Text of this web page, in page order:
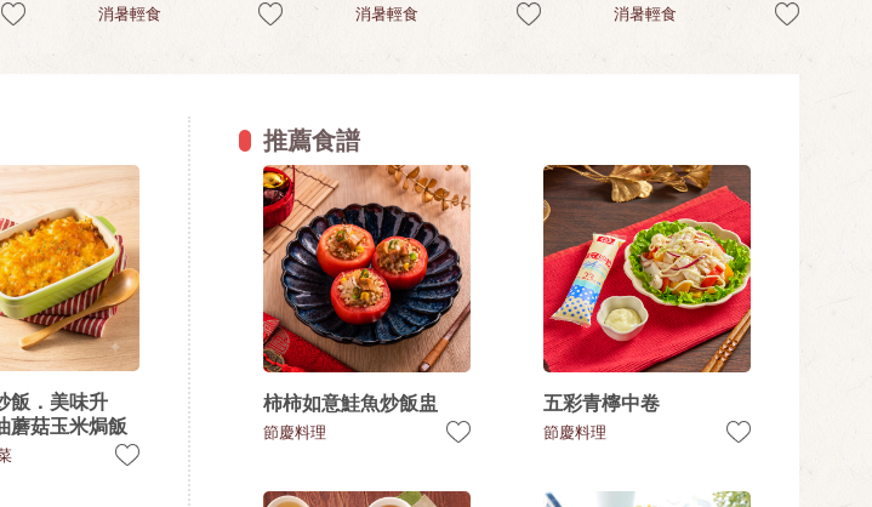
消暑輕食 消暑輕食 消暑輕食
飯．美味升
蘑菇玉米焗飯
推薦食譜
柿柿如意鮭魚炒飯盅
節慶料理
五彩青檸中卷
節慶料理